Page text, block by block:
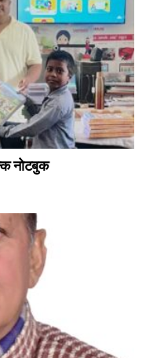
नोटबुक